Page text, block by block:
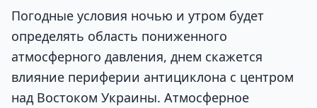
Погодные условия ночью и утром будет
определять область пониженного
атмосферного давления, днем скажется
влияние периферии антициклона с центром
над Востоком Украины. Атмосферное